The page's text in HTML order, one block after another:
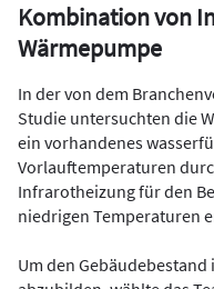
Kombination von
Wärmepumpe
In der von dem
Studie untersuchten die
ein vorhandenes
Vorlauftemperaturen
Infrarotheizung für den
niedrigen Temperaturen
Um den